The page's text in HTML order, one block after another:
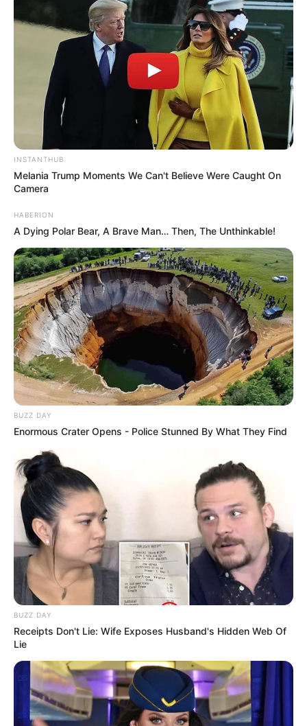
INSTANTHUB
Melania Trump Moments We Can't Believe Were Caught On
Camera
HABERION
A Dying Polar Bear, A Brave Man… Then, The Unthinkable!
BUZZ DAY
Enormous Crater Opens - Police Stunned By What They Find
BUZZ DAY
Receipts Don't Lie: Wife Exposes Husband's Hidden Web Of
Lie